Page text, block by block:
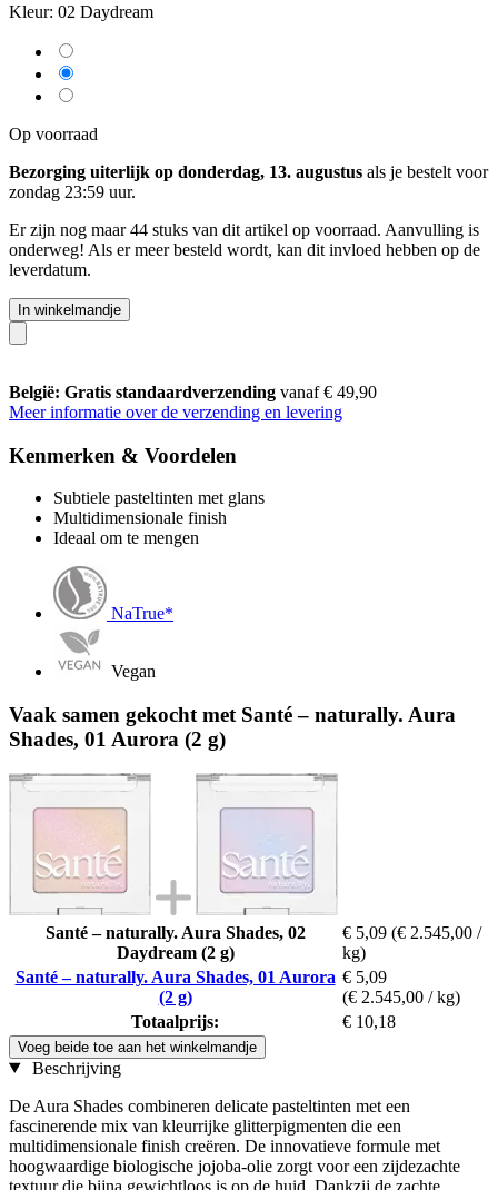
Kleur: 02 Daydream
Op voorraad
Bezorging uiterlijk op donderdag, 13. augustus als je bestelt voor
zondag 23:59 uur.
Er zijn nog maar 44 stuks van dit artikel op voorraad. Aanvulling is
onderweg! Als er meer besteld wordt, kan dit invloed hebben op de
leverdatum.
In winkelmandje
België: Gratis standaardverzending vanaf € 49,90
Meer informatie over de verzending en levering
Kenmerken & Voordelen
Subtiele pasteltinten met glans
Multidimensionale finish
Ideaal om te mengen
NaTrue*
Vegan
Vaak samen gekocht met Santé – naturally. Aura
Shades, 01 Aurora (2 g)
Santé – naturally. Aura Shades, 02
Daydream (2 g)
€ 5,09 (€ 2.545,00 /
kg)
Santé – naturally. Aura Shades, 01 Aurora
(2 g)
€ 5,09
(€ 2.545,00 / kg)
Totaalprijs:
€ 10,18
Voeg beide toe aan het winkelmandje
Beschrijving
De Aura Shades combineren delicate pasteltinten met een
fascinerende mix van kleurrijke glitterpigmenten die een
multidimensionale finish creëren. De innovatieve formule met
hoogwaardige biologische jojoba-olie zorgt voor een zijdezachte
textuur die bijna gewichtloos is op de huid. Dankzij de zachte